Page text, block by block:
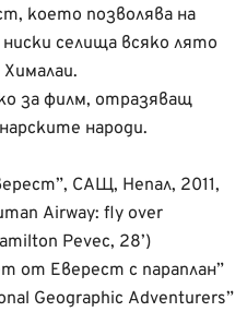
което позволява на
селища всяко лято
за филм, отразяващ
народи.
САЩ, Непал, 2011,
Airway: fly over
Pevec, 28’)
от Еверест с параплан”
Geographic Adventurers”